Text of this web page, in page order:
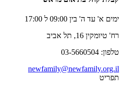
ימים א' עד ה' בין 09:00 ל 17:00
רח' טיומקין 16, תל אביב
טלפון: 03-5660504
newfamily@newfamily.org.il
תפריט